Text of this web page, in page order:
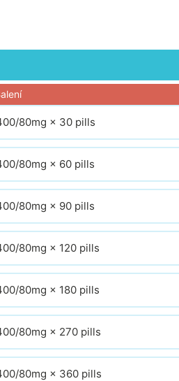
80mg × 30 pills
80mg × 60 pills
80mg × 90 pills
80mg × 120 pills
80mg × 180 pills
80mg × 270 pills
80mg × 360 pills